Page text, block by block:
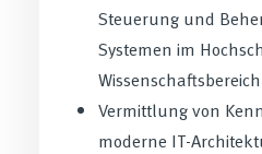
Steuerung und
Systemen im
Wissenschaftsbereich
Vermittlung von
moderne IT-